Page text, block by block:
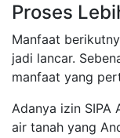
Proses
Manfaat
jadi lancar.
manfaat yang
Adanya izin SIPA
air tanah yang